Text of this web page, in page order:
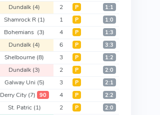
Dundalk (4) 2 Р 1:1
Shamrock R (1) 1 Р 1:0
Bohemians (3) 4 Р 1:3
Dundalk (4) 6 Р 3:3
Shelbourne (8) 3 Р 1:2
Dundalk (3) 2 Р 2:0
Galway Uni (5) 3 Р 2:1
Derry City (7) 90 4 Р 2:2
St. Patric (1) 2 Р 2:0